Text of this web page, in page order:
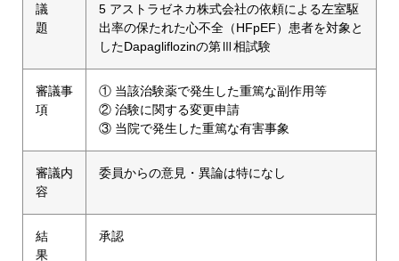
議
題
5 アストラゼネカ株式会社の依頼による左室駆
出率の保たれた心不全（HFpEF）患者を対象と
したDapagliflozinの第Ⅲ相試験
審議事
項
① 当該治験薬で発生した重篤な副作用等
② 治験に関する変更申請
③ 当院で発生した重篤な有害事象
審議内
容
委員からの意見・異論は特になし
結
果
承認